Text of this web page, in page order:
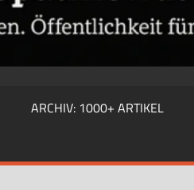
ARCHIV: 1000+ ARTIKEL